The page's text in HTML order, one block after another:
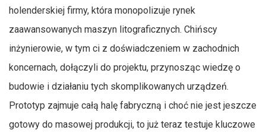
holenderskiej firmy, która monopolizuje rynek
zaawansowanych maszyn litograficznych. Chińscy
inżynierowie, w tym ci z doświadczeniem w zachodnich
koncernach, dołączyli do projektu, przynosząc wiedzę o
budowie i działaniu tych skomplikowanych urządzeń.
Prototyp zajmuje całą halę fabryczną i choć nie jest jeszcze
gotowy do masowej produkcji, to już teraz testuje kluczowe